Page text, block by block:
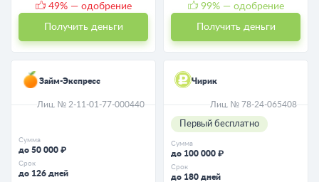
49% — одобрение
Получить деньги
99% — одобрение
Получить деньги
Займ-Экспресс
Лиц. № 2-11-01-77-000440
Сумма
до 50 000 ₽
Срок
до 126 дней
Чирик
Лиц. № 78-24-065408
Первый бесплатно
Сумма
до 100 000 ₽
Срок
до 180 дней